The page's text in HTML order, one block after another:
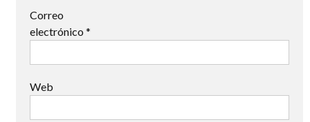
Correo
electrónico *
Web